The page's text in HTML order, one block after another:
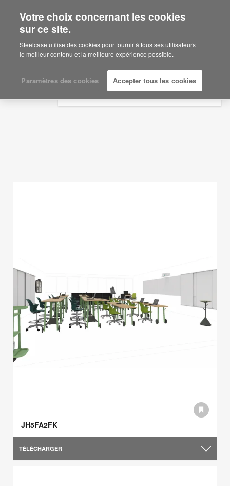
Are you in United States?
Would you like to see Products we sell in
your region?
English
Español
Idées d'aménagement
AFFICHER LES FILTRES
JH5FA2FK
TÉLÉCHARGER
Votre choix concernant les cookies
sur ce site.
Steelcase utilise des cookies pour fournir à tous ses utilisateurs
le meilleur contenu et la meilleure expérience possible.
Paramètres des cookies Accepter tous les cookies